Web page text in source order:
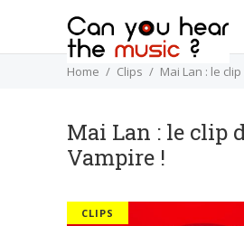
Home Clips Mai Lan : le
Mai Lan : le clip
Vampire !
CLIPS